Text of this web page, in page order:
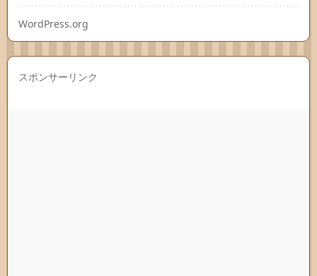
WordPress.org
スポンサーリンク